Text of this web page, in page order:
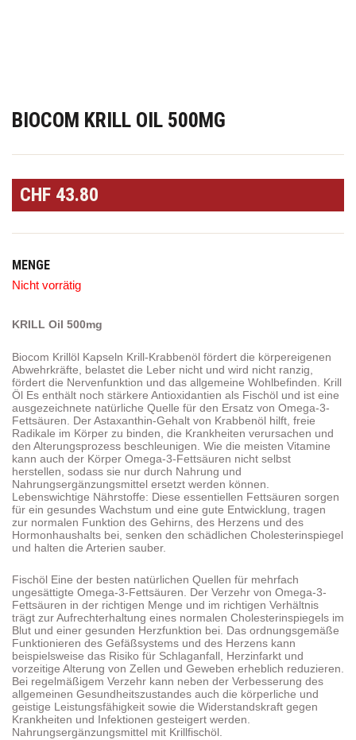
BIOCOM KRILL OIL 500MG
CHF 43.80
MENGE
Nicht vorrätig
KRILL Oil 500mg
Biocom Krillöl Kapseln Krill-Krabbenöl fördert die körpereigenen
Abwehrkräfte, belastet die Leber nicht und wird nicht ranzig,
fördert die Nervenfunktion und das allgemeine Wohlbefinden. Krill
Öl Es enthält noch stärkere Antioxidantien als Fischöl und ist eine
ausgezeichnete natürliche Quelle für den Ersatz von Omega-3-
Fettsäuren. Der Astaxanthin-Gehalt von Krabbenöl hilft, freie
Radikale im Körper zu binden, die Krankheiten verursachen und
den Alterungsprozess beschleunigen. Wie die meisten Vitamine
kann auch der Körper Omega-3-Fettsäuren nicht selbst
herstellen, sodass sie nur durch Nahrung und
Nahrungsergänzungsmittel ersetzt werden können.
Lebenswichtige Nährstoffe: Diese essentiellen Fettsäuren sorgen
für ein gesundes Wachstum und eine gute Entwicklung, tragen
zur normalen Funktion des Gehirns, des Herzens und des
Hormonhaushalts bei, senken den schädlichen Cholesterinspiegel
und halten die Arterien sauber.
Fischöl Eine der besten natürlichen Quellen für mehrfach
ungesättigte Omega-3-Fettsäuren. Der Verzehr von Omega-3-
Fettsäuren in der richtigen Menge und im richtigen Verhältnis
trägt zur Aufrechterhaltung eines normalen Cholesterinspiegels im
Blut und einer gesunden Herzfunktion bei. Das ordnungsgemäße
Funktionieren des Gefäßsystems und des Herzens kann
beispielsweise das Risiko für Schlaganfall, Herzinfarkt und
vorzeitige Alterung von Zellen und Geweben erheblich reduzieren.
Bei regelmäßigem Verzehr kann neben der Verbesserung des
allgemeinen Gesundheitszustandes auch die körperliche und
geistige Leistungsfähigkeit sowie die Widerstandskraft gegen
Krankheiten und Infektionen gesteigert werden.
Nahrungsergänzungsmittel mit Krillfischöl.